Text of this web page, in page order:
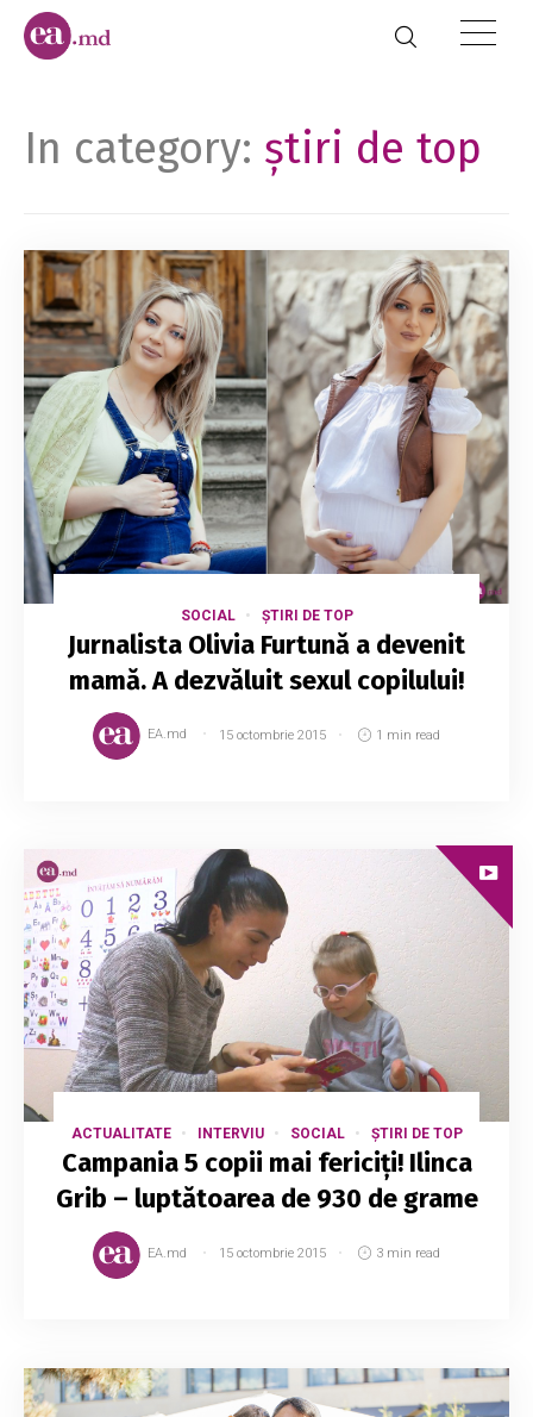
In category: știri de top
SOCIAL ȘTIRI DE TOP
Jurnalista Olivia Furtună a devenit
mamă. A dezvăluit sexul copilului!
EA.md 15 octombrie 2015 1 min read
ACTUALITATE INTERVIU SOCIAL ȘTIRI DE TOP
Campania 5 copii mai fericiți! Ilinca
Grib – luptătoarea de 930 de grame
EA.md 15 octombrie 2015 3 min read